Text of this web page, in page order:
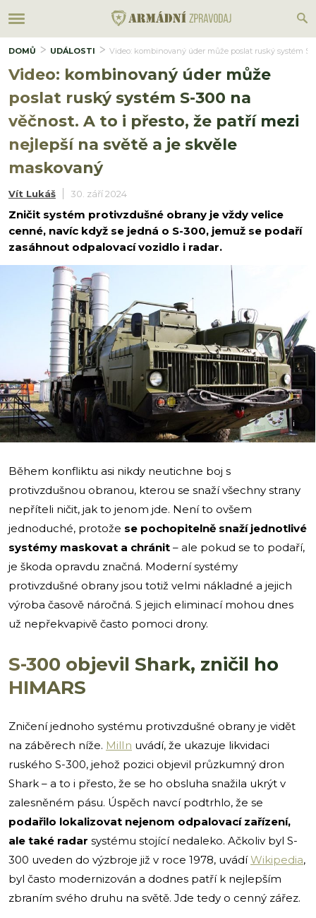
DOMŮ UDÁLOSTI Video: kombinovaný úder může poslat ruský systém
Video: kombinovaný úder může
poslat ruský systém S-300 na
věčnost. A to i přesto, že patří mezi
nejlepší na světě a je skvěle
maskovaný
Vít Lukáš 30. září 2024
Zničit systém protivzdušné obrany je vždy velice
cenné, navíc když se jedná o S-300, jemuž se podaří
zasáhnout odpalovací vozidlo i radar.
i
Během konfliktu asi nikdy neutichne boj s
protivzdušnou obranou, kterou se snaží všechny strany
nepříteli ničit, jak to jenom jde. Není to ovšem
jednoduché, protože se pochopitelně snaží jednotlivé
systémy maskovat a chránit – ale pokud se to podaří,
je škoda opravdu značná. Moderní systémy
protivzdušné obrany jsou totiž velmi nákladné a jejich
výroba časově náročná. S jejich eliminací mohou dnes
už nepřekvapivě často pomoci drony.
S-300 objevil Shark, zničil ho
HIMARS
Zničení jednoho systému protivzdušné obrany je vidět
na záběrech níže. MilIn uvádí, že ukazuje likvidaci
ruského S-300, jehož pozici objevil průzkumný dron
Shark – a to i přesto, že se ho obsluha snažila ukrýt v
zalesněném pásu. Úspěch navcí podtrhlo, že se
podařilo lokalizovat nejenom odpalovací zařízení,
ale také radar systému stojící nedaleko. Ačkoliv byl S-
300 uveden do výzbroje již v roce 1978, uvádíWikipedia,
byl často modernizován a dodnes patří k nejlepším
zbraním svého druhu na světě. Jde tedy o cenný zářez.